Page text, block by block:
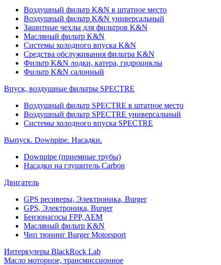
Воздушный фильтр K&N в штатное место
Воздушный фильтр K&N универсальный
Защитные чехлы для фильтров K&N
Масляный фильтр K&N
Системы холодного впуска K&N
Средства обслуживания фильтра K&N
Фильтр K&N лодки, катера, гидроциклы
Фильтр K&N салонный
Впуск, воздушные фильтры SPECTRE
Воздушный фильтр SPECTRE в штатное место
Воздушный фильтр SPECTRE универсальный
Системы холодного впуска SPECTRE
Выпуск. Downpipe. Насадки.
Downpipe (приемные трубы)
Насадки на глушитель Carbon
Двигатель
GPS ресиверы, Электроника, Burger
GPS, Электроника, Burger
Бензонасосы FPP, AEM
Масляный фильтр K&N
Чип тюнинг Burger Motorsport
Интеркулеры BlackRock Lab
Масло моторное, трансмиссионное